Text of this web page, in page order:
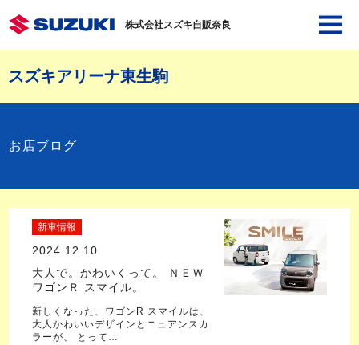
株式会社スズキ自販奈良
スズキアリーナ東生駒
お店ブログ
新車情報
2024.12.10
大人で。かわいくって。 ＮＥＷ
ワゴンＲ スマイル。
新しくなった、ワゴンR スマイルは、
大人かわいいデザインとニュアンスカ
ラーが、 とって…